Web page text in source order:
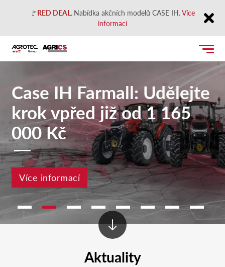
🚩RED DEAL. Nabídka akčních modelů CASE IH.Více
informací
Close
Case IH Farmall: Udělejte
krok vpřed již od 1 165
000 Kč
Více informací
Aktuality